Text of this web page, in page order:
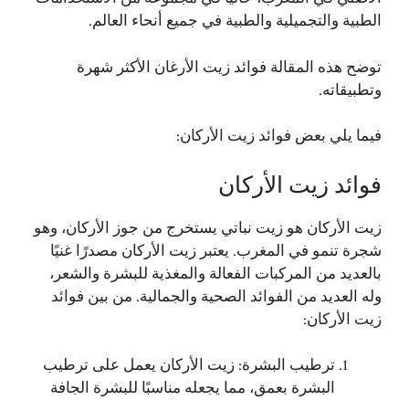
الطبية والتجميلية والطبية في جميع أنحاء العالم.
توضح هذه المقالة فوائد زيت الأرغان الأكثر شهرة
وتطبيقاته.
فيما يلي بعض فوائد زيت الأركان:
فوائد زيت الأركان
زيت الأركان هو زيت نباتي يستخرج من جوز الأركان، وهو
شجرة تنمو في المغرب. يعتبر زيت الأركان مصدرًا غنيًا
بالعديد من المركبات الفعالة والمغذية للبشرة والشعر،
وله العديد من الفوائد الصحية والجمالية. من بين فوائد
زيت الأركان:
ترطيب البشرة: زيت الأركان يعمل على ترطيب
البشرة بعمق، مما يجعله مناسبًا للبشرة الجافة